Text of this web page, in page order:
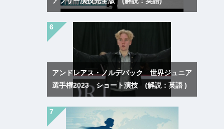
アンドレアス・ノルデバック 世界ジュニア
選手権2023 ショート演技 (解説：英語 )